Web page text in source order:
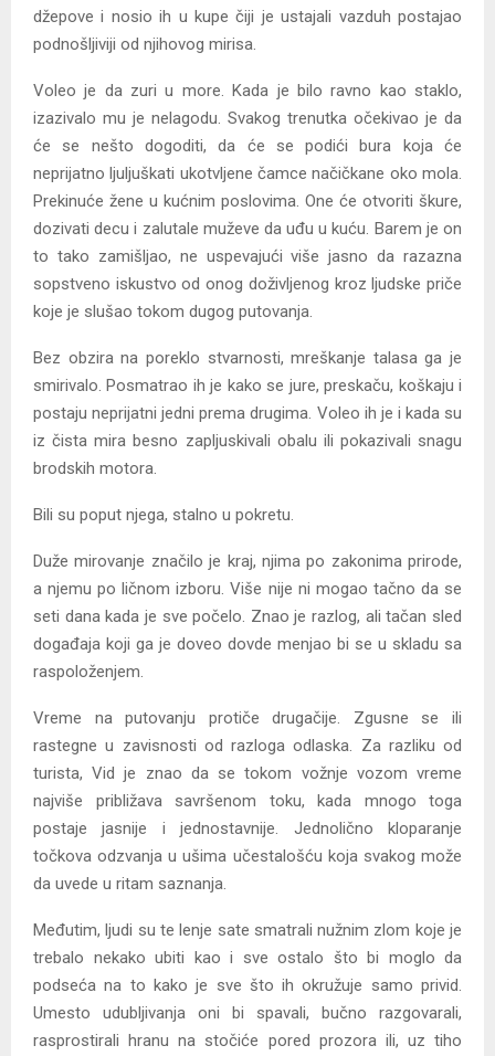
džepove i nosio ih u kupe čiji je ustajali vazduh postajao
podnošljiviji od njihovog mirisa.
Voleo je da zuri u more. Kada je bilo ravno kao staklo,
izazivalo mu je nelagodu. Svakog trenutka očekivao je da
će se nešto dogoditi, da će se podići bura koja će
neprijatno ljuljuškati ukotvljene čamce načičkane oko mola.
Prekinuće žene u kućnim poslovima. One će otvoriti škure,
dozivati decu i zalutale muževe da uđu u kuću. Barem je on
to tako zamišljao, ne uspevajući više jasno da razazna
sopstveno iskustvo od onog doživljenog kroz ljudske priče
koje je slušao tokom dugog putovanja.
Bez obzira na poreklo stvarnosti, mreškanje talasa ga je
smirivalo. Posmatrao ih je kako se jure, preskaču, koškaju i
postaju neprijatni jedni prema drugima. Voleo ih je i kada su
iz čista mira besno zapljuskivali obalu ili pokazivali snagu
brodskih motora.
Bili su poput njega, stalno u pokretu.
Duže mirovanje značilo je kraj, njima po zakonima prirode,
a njemu po ličnom izboru. Više nije ni mogao tačno da se
seti dana kada je sve počelo. Znao je razlog, ali tačan sled
događaja koji ga je doveo dovde menjao bi se u skladu sa
raspoloženjem.
Vreme na putovanju protiče drugačije. Zgusne se ili
rastegne u zavisnosti od razloga odlaska. Za razliku od
turista, Vid je znao da se tokom vožnje vozom vreme
najviše približava savršenom toku, kada mnogo toga
postaje jasnije i jednostavnije. Jednolično kloparanje
točkova odzvanja u ušima učestalošću koja svakog može
da uvede u ritam saznanja.
Međutim, ljudi su te lenje sate smatrali nužnim zlom koje je
trebalo nekako ubiti kao i sve ostalo što bi moglo da
podseća na to kako je sve što ih okružuje samo privid.
Umesto udubljivanja oni bi spavali, bučno razgovarali,
rasprostirali hranu na stočiće pored prozora ili, uz tiho